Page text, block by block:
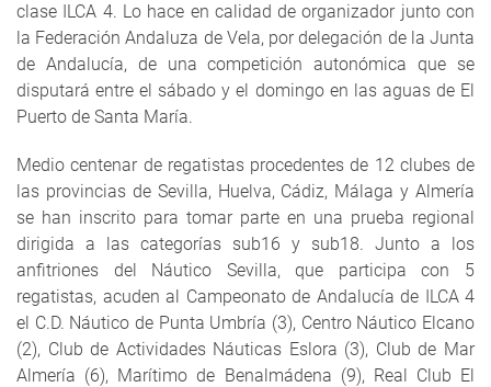
clase ILCA 4. Lo hace en calidad de organizador junto con
la Federación Andaluza de Vela, por delegación de la Junta
de Andalucía, de una competición autonómica que se
disputará entre el sábado y el domingo en las aguas de El
Puerto de Santa María.
Medio centenar de regatistas procedentes de 12 clubes de
las provincias de Sevilla, Huelva, Cádiz, Málaga y Almería
se han inscrito para tomar parte en una prueba regional
dirigida a las categorías sub16 y sub18. Junto a los
anfitriones del Náutico Sevilla, que participa con 5
regatistas, acuden al Campeonato de Andalucía de ILCA 4
el C.D. Náutico de Punta Umbría (3), Centro Náutico Elcano
(2), Club de Actividades Náuticas Eslora (3), Club de Mar
Almería (6), Marítimo de Benalmádena (9), Real Club El